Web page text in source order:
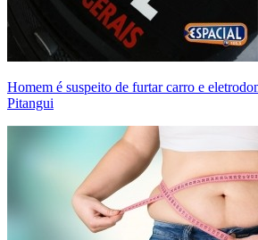
Homem é suspeito de furtar carro e
Pitangui